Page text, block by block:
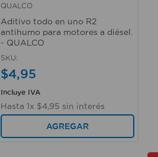
Vista rápida
QUALCO
Aditivo todo en uno R2
antihumo para motores a diésel.
- QUALCO
SKU:
$4,95
Incluye IVA
Hasta 1x $4,95 sin interés
AGREGAR